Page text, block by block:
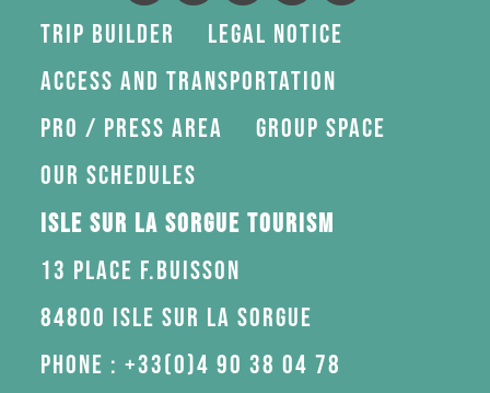
Trip Builder
Legal Notice
Access and transportation
Pro / press area
Group space
Our schedules
Isle sur la Sorgue Tourism
13 Place F.Buisson
84800 Isle sur la Sorgue
Phone : +33(0)4 90 38 04 78